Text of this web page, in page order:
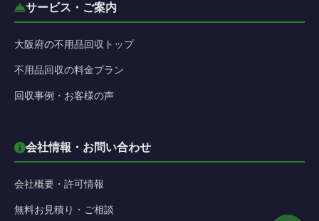
サービス・ご案内
大阪府の不用品回収トップ
不用品回収の料金プラン
回収事例・お客様の声
会社情報・お問い合わせ
会社概要・許可情報
無料お見積り・ご相談